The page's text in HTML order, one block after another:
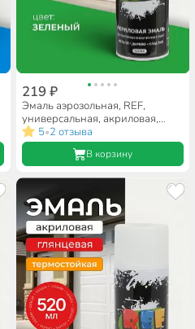
219 ₽
Эмаль аэрозольная, REF,
универсальная, акриловая,
глянцевая, зеленая, 520 мл
5•2 отзыва
В корзину